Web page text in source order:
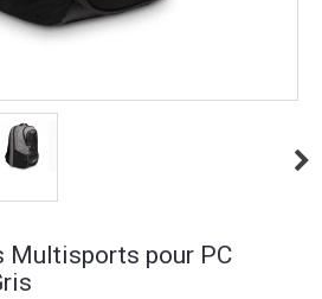
Multisports pour PC